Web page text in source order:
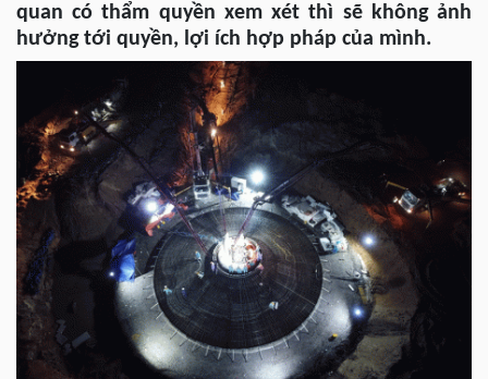
quan có thẩm quyền xem xét thì sẽ không ảnh
hưởng tới quyền, lợi ích hợp pháp của mình.